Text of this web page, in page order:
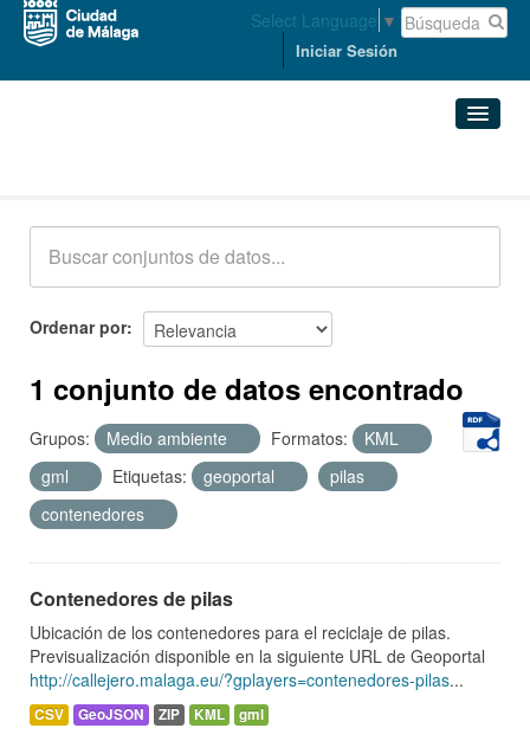
Select Language ▼
Iniciar Sesión
Acerca de
Ordenar por
1 conjunto de datos encontrado
Grupos: Medio ambiente Formatos:
KML
gml
Etiquetas: geoportal
pilas
contenedores
Contenedores de pilas
Ubicación de los contenedores para el reciclaje de pilas.
Previsualización disponible en la siguiente URL de Geoportal
http://callejero.malaga.eu/?gplayers=contenedores-pilas...
CSV GeoJSON ZIP KML gml